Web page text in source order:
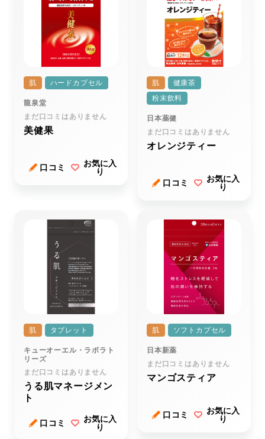
肌 ハードカプセル
龍泉堂
まだ口コミはありません
美健果
口コミ
お気に入
り
肌
健康茶
粉末飲料
日本薬健
まだ口コミはありません
オレンジティー
口コミ
お気に入
り
肌 タブレット
キューオーエル・ラボラト
リーズ
まだ口コミはありません
うる肌マネージメン
ト
口コミ
お気に入
り
肌 ソフトカプセル
日本新薬
まだ口コミはありません
マンゴスティア
口コミ
お気に入
り